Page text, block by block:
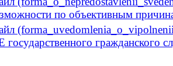
по объективным
гражданского